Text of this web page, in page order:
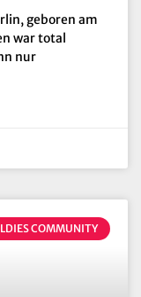
geboren am
war total
nur
COMMUNITY